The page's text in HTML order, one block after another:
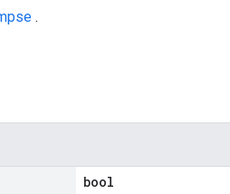
.
bool